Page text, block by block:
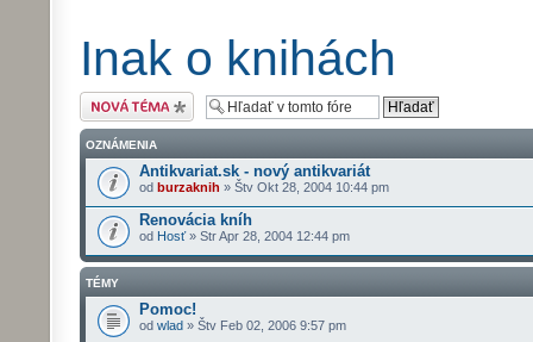
Inak o knihách
Odoslať novú tému
OZNÁMENIA
Antikvariat.sk - nový antikvariát
od burzaknih » Štv Okt 28, 2004 10:44 pm
Renovácia kníh
od Hosť» Str Apr 28, 2004 12:44 pm
TÉMY
Pomoc!
od wlad » Štv Feb 02, 2006 9:57 pm